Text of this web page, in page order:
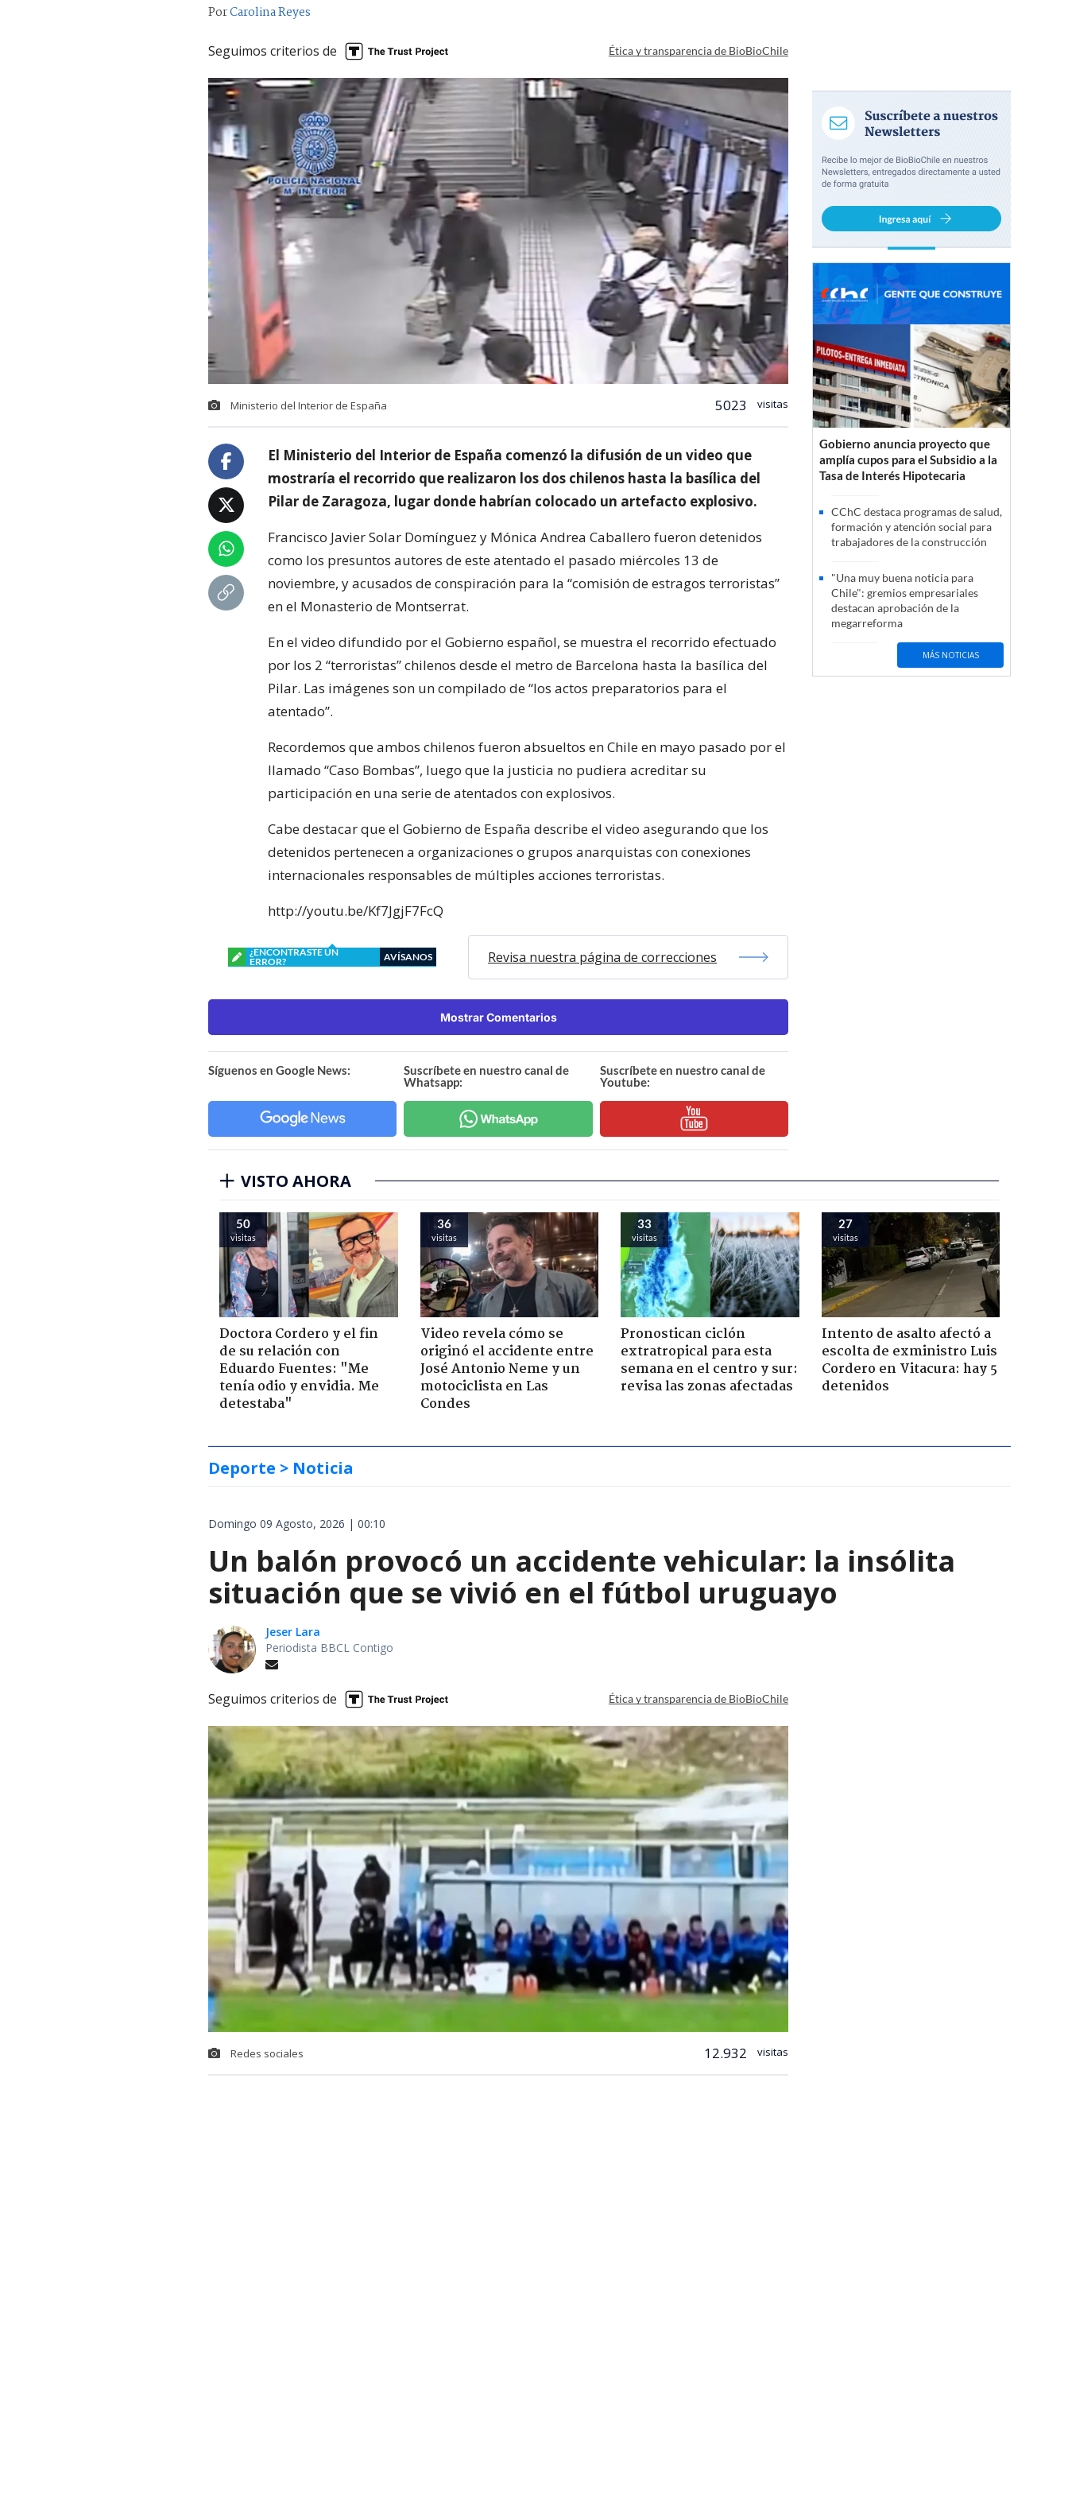
PorCarolina Reyes
Seguimos criterios de Ética y transparencia de BioBioChile
Ministerio del Interior de España 5023 visitas
El Ministerio del Interior de España comenzó la difusión de un video que
mostraría el recorrido que realizaron los dos chilenos hasta la basílica del
Pilar de Zaragoza, lugar donde habrían colocado un artefacto explosivo.
Francisco Javier Solar Domínguez y Mónica Andrea Caballero fueron detenidos
como los presuntos autores de este atentado el pasado miércoles 13 de
noviembre, y acusados de conspiración para la “comisión de estragos terroristas”
en el Monasterio de Montserrat.
En el video difundido por el Gobierno español, se muestra el recorrido efectuado
por los 2 “terroristas” chilenos desde el metro de Barcelona hasta la basílica del
Pilar. Las imágenes son un compilado de “los actos preparatorios para el
atentado”.
Recordemos que ambos chilenos fueron absueltos en Chile en mayo pasado por el
llamado “Caso Bombas”, luego que la justicia no pudiera acreditar su
participación en una serie de atentados con explosivos.
Cabe destacar que el Gobierno de España describe el video asegurando que los
detenidos pertenecen a organizaciones o grupos anarquistas con conexiones
internacionales responsables de múltiples acciones terroristas.
http://youtu.be/Kf7JgjF7FcQ
¿ENCONTRASTE UN
ERROR?
AVÍSANOS Revisa nuestra página de correcciones
Mostrar Comentarios
Síguenos en Google News:
Suscríbete en nuestro canal de
Whatsapp:
Suscríbete en nuestro canal de
Youtube:
Gobierno anuncia proyecto que
amplía cupos para el Subsidio a la
Tasa de Interés Hipotecaria
CChC destaca programas de salud,
formación y atención social para
trabajadores de la construcción
"Una muy buena noticia para
Chile": gremios empresariales
destacan aprobación de la
megarreforma
MÁS NOTICIAS
VISTO AHORA
50
visitas
Doctora Cordero y el fin
de su relación con
Eduardo Fuentes: "Me
tenía odio y envidia. Me
detestaba"
36
visitas
Video revela cómo se
originó el accidente entre
José Antonio Neme y un
motociclista en Las
Condes
33
visitas
Pronostican ciclón
extratropical para esta
semana en el centro y sur:
revisa las zonas afectadas
27
visitas
Intento de asalto afectó a
escolta de exministro Luis
Cordero en Vitacura: hay 5
detenidos
Deporte > Noticia
Domingo 09 Agosto, 2026 | 00:10
Un balón provocó un accidente vehicular: la insólita
situación que se vivió en el fútbol uruguayo
Jeser Lara
Periodista BBCL Contigo
Seguimos criterios de Ética y transparencia de BioBioChile
Redes sociales 12.932 visitas